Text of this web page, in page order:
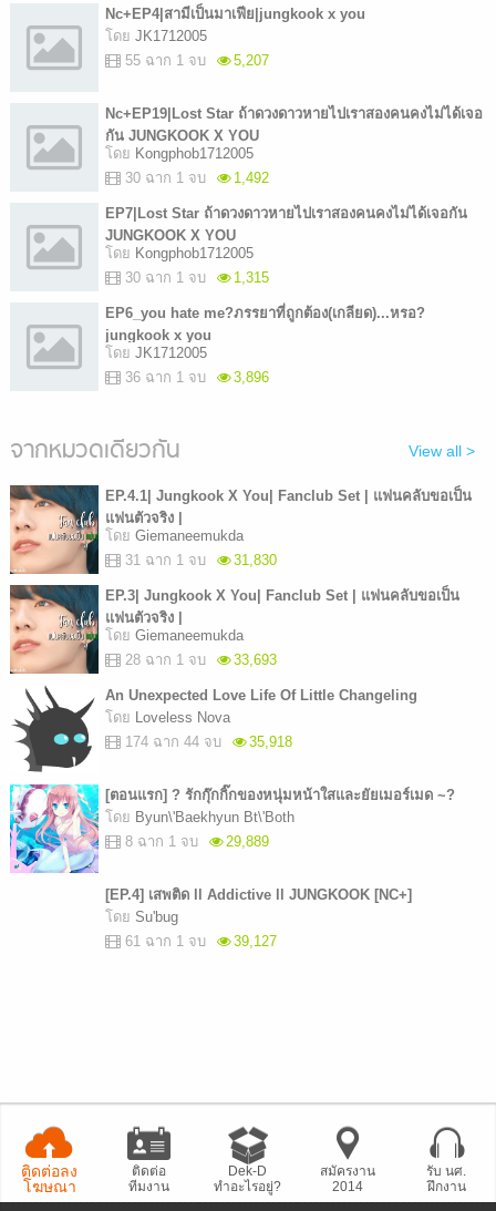
Nc+EP4|สามีเป็นมาเฟีย|jungkook x you
โดย JK1712005
55 ฉาก 1 จบ
5,207
Nc+EP19|Lost Star ถ้าดวงดาวหายไปเราสองคนคงไม่ได้เจอ
กัน JUNGKOOK X YOU
โดย Kongphob1712005
30 ฉาก 1 จบ
1,492
EP7|Lost Star ถ้าดวงดาวหายไปเราสองคนคงไม่ได้เจอกัน
JUNGKOOK X YOU
โดย Kongphob1712005
30 ฉาก 1 จบ
1,315
EP6_you hate me?ภรรยาที่ถูกต้อง(เกลียด)...หรอ?
jungkook x you
โดย JK1712005
36 ฉาก 1 จบ
3,896
จากหมวดเดียวกัน View all >
EP.4.1| Jungkook X You| Fanclub Set | แฟนคลับขอเป็น
แฟนตัวจริง |
โดย Giemaneemukda
31 ฉาก 1 จบ
31,830
EP.3| Jungkook X You| Fanclub Set | แฟนคลับขอเป็น
แฟนตัวจริง |
โดย Giemaneemukda
28 ฉาก 1 จบ
33,693
An Unexpected Love Life Of Little Changeling
โดย
Loveless Nova
174 ฉาก 44 จบ
35,918
[ตอนแรก] ? รักกุ๊กกิ๊กของหนุ่มหน้าใสและยัยเมอร์เมด ~?
โดย Byun\'Baekhyun Bt\'Both
8 ฉาก 1 จบ
29,889
[EP.4] เสพติด ll Addictive ll JUNGKOOK [NC+]
โดย Su'bug
61 ฉาก 1 จบ
39,127
ติดต่อลง
โฆษณา
ติดต่อ
ทีมงาน
Dek-D
ทำอะไรอยู่?
สมัครงาน
2014
รับ นศ.
ฝึกงาน